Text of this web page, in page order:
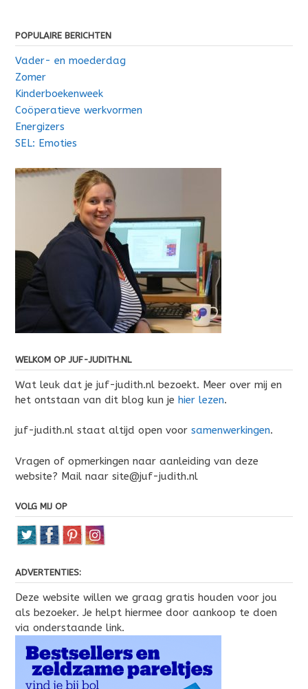
POPULAIRE BERICHTEN
Vader- en moederdag
Zomer
Kinderboekenweek
Coöperatieve werkvormen
Energizers
SEL: Emoties
WELKOM OP JUF-JUDITH.NL
Wat leuk dat je juf-judith.nl bezoekt. Meer over mij en
het ontstaan van dit blog kun je hier lezen.
juf-judith.nl staat altijd open voor samenwerkingen.
Vragen of opmerkingen naar aanleiding van deze
website? Mail naar site@juf-judith.nl
VOLG MIJ OP
ADVERTENTIES:
Deze website willen we graag gratis houden voor jou
als bezoeker. Je helpt hiermee door aankoop te doen
via onderstaande link.